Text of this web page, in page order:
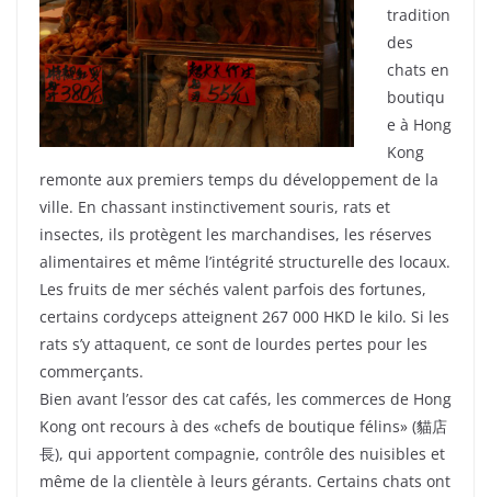
tradition
des
chats en
boutiqu
e à Hong
Kong
remonte aux premiers temps du développement de la
ville. En chassant instinctivement souris, rats et
insectes, ils protègent les marchandises, les réserves
alimentaires et même l’intégrité structurelle des locaux.
Les fruits de mer séchés valent parfois des fortunes,
certains cordyceps atteignent 267 000 HKD le kilo. Si les
rats s’y attaquent, ce sont de lourdes pertes pour les
commerçants.
Bien avant l’essor des cat cafés, les commerces de Hong
Kong ont recours à des «chefs de boutique félins» (貓店
長), qui apportent compagnie, contrôle des nuisibles et
même de la clientèle à leurs gérants. Certains chats ont